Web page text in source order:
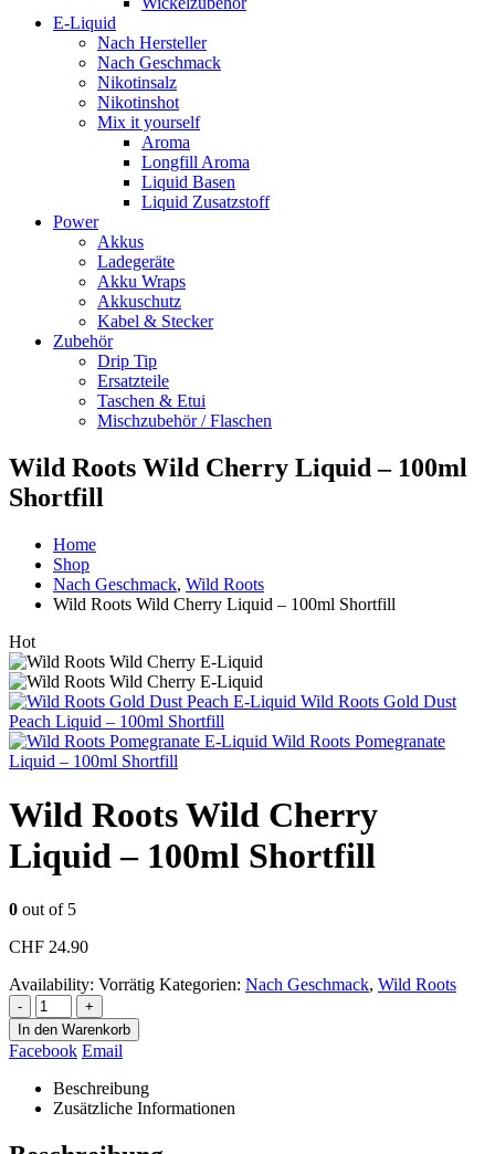
E-Liquid
Nach Hersteller
Nach Geschmack
Nikotinsalz
Nikotinshot
Mix it yourself
Aroma
Longfill Aroma
Liquid Basen
Liquid Zusatzstoff
Power
Akkus
Ladegeräte
Akku Wraps
Akkuschutz
Kabel & Stecker
Zubehör
Drip Tip
Ersatzteile
Taschen & Etui
Mischzubehör / Flaschen
Wild Roots Wild Cherry Liquid – 100ml
Shortfill
Home
Shop
Nach Geschmack, Wild Roots
Wild Roots Wild Cherry Liquid – 100ml Shortfill
Hot
Wild Roots Gold Dust
Peach Liquid – 100ml Shortfill
Wild Roots Pomegranate
Liquid – 100ml Shortfill
Wild Roots Wild Cherry
Liquid – 100ml Shortfill
0 out of 5
CHF 24.90
Availability: Vorrätig Kategorien: Nach Geschmack, Wild Roots
-
+
In den Warenkorb
Facebook Email
Beschreibung
Zusätzliche Informationen